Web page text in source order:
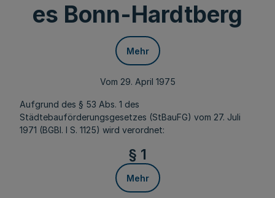
es Bonn-Hardtberg
Mehr
Vom 29. April 1975
Aufgrund des § 53 Abs. 1 des
Städtebauförderungsgesetzes (StBauFG) vom 27. Juli
1971 (BGBl. I S. 1125) wird verordnet:
§ 1
Mehr